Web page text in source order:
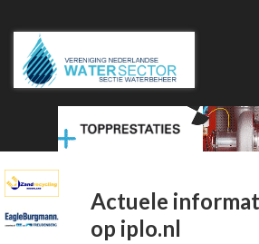
Actuele
op iplo.nl